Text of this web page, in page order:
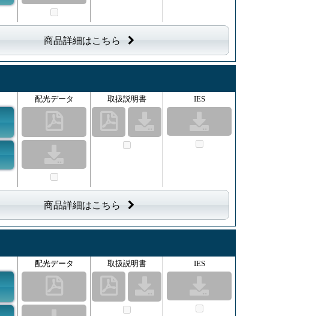
商品詳細はこちら
配光データ 取扱説明書 IES
商品詳細はこちら
配光データ 取扱説明書 IES